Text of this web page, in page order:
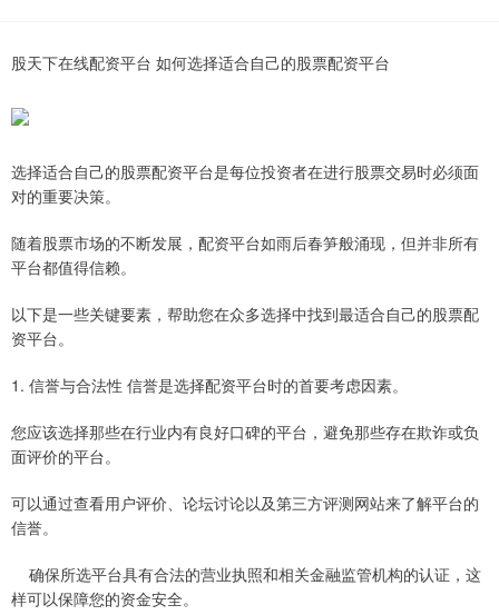
股天下在线配资平台 如何选择适合自己的股票配资平台
选择适合自己的股票配资平台是每位投资者在进行股票交易时必须面
对的重要决策。
随着股票市场的不断发展，配资平台如雨后春笋般涌现，但并非所有
平台都值得信赖。
以下是一些关键要素，帮助您在众多选择中找到最适合自己的股票配
资平台。
1. 信誉与合法性 信誉是选择配资平台时的首要考虑因素。
您应该选择那些在行业内有良好口碑的平台，避免那些存在欺诈或负
面评价的平台。
可以通过查看用户评价、论坛讨论以及第三方评测网站来了解平台的
信誉。
确保所选平台具有合法的营业执照和相关金融监管机构的认证，这
样可以保障您的资金安全。